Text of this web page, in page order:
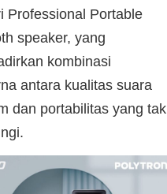
Professional Portable
speaker, yang
kombinasi
antara kualitas suara
dan portabilitas yang tak